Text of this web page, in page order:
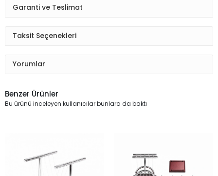
Garanti ve Teslimat
Taksit Seçenekleri
Yorumlar
Benzer Ürünler
Bu ürünü inceleyen kullanıcılar bunlara da baktı